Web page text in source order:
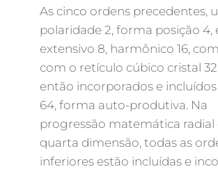
As cinco ordens precedentes,
polaridade 2, forma posição 4,
extensivo 8, harmônico 16,
com o retículo cúbico cristal
então incorporados e incluídos
64, forma auto-produtiva. Na
progressão matemática radial
quarta dimensão, todas as
inferiores estão incluídas e